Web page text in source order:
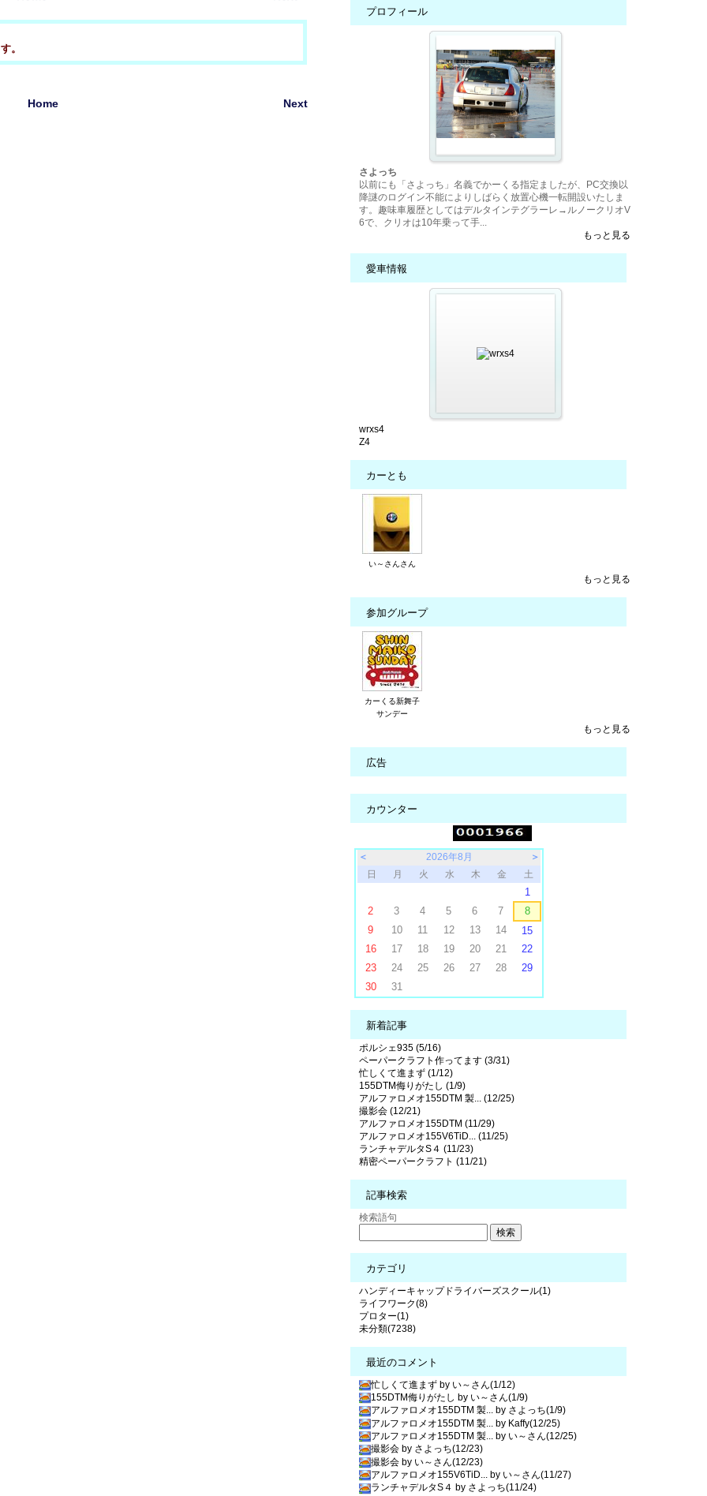
。
Next
Home
プロフィール
さよっち
以前にも「さよっち」名義でかーくる指定ましたが、PC交換以
降謎のログイン不能によりしばらく放置心機一転開設いたしま
す。趣味車履歴としてはデルタインテグラーレ→ルノークリオV
6で、クリオは10年乗って手...
もっと見る
愛車情報
wrxs4
Z4
カーとも
い～さんさん
もっと見る
参加グループ
カーくる新舞子
サンデー
もっと見る
広告
カウンター
＜ 2026年8月
＞
日
月 火 水 木 金 土
1
2
3 4 5 6 7
8
9
10 11 12 13 14
15
16
17 18 19 20 21
22
23
24 25 26 27 28
29
30
31
新着記事
ポルシェ935 (5/16)
ペーパークラフト作ってます (3/31)
忙しくて進まず (1/12)
155DTM侮りがたし (1/9)
アルファロメオ155DTM 製... (12/25)
撮影会 (12/21)
アルファロメオ155DTM (11/29)
アルファロメオ155V6TiD... (11/25)
ランチャデルタS４ (11/23)
精密ペーパークラフト (11/21)
記事検索
検索語句
カテゴリ
ハンディーキャップドライバーズスクール(1)
ライフワーク(8)
プロター(1)
未分類(7238)
最近のコメント
忙しくて進まず by い～さん(1/12)
155DTM侮りがたし by い～さん(1/9)
アルファロメオ155DTM 製... by さよっち(1/9)
アルファロメオ155DTM 製... by Kaffy(12/25)
アルファロメオ155DTM 製... by い～さん(12/25)
撮影会 by さよっち(12/23)
撮影会 by い～さん(12/23)
アルファロメオ155V6TiD... by い～さん(11/27)
ランチャデルタS４ by さよっち(11/24)